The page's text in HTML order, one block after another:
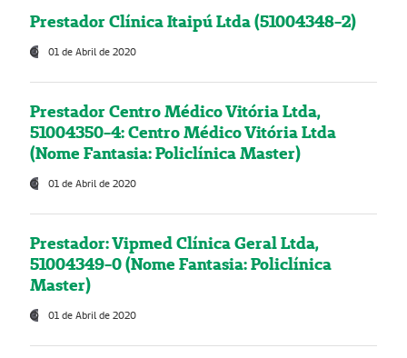
Prestador Clínica Itaipú Ltda (51004348-2)
01 de Abril de 2020
Prestador Centro Médico Vitória Ltda,
51004350-4: Centro Médico Vitória Ltda
(Nome Fantasia: Policlínica Master)
01 de Abril de 2020
Prestador: Vipmed Clínica Geral Ltda,
51004349-0 (Nome Fantasia: Policlínica
Master)
01 de Abril de 2020